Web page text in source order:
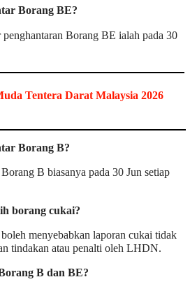
Borang BE?
Borang BE ialah pada 30
Tentera Darat Malaysia 2026
Borang B?
B biasanya pada 30 Jun setiap
borang cukai?
menyebabkan laporan cukai tidak
tindakan atau penalti oleh LHDN.
B dan BE?